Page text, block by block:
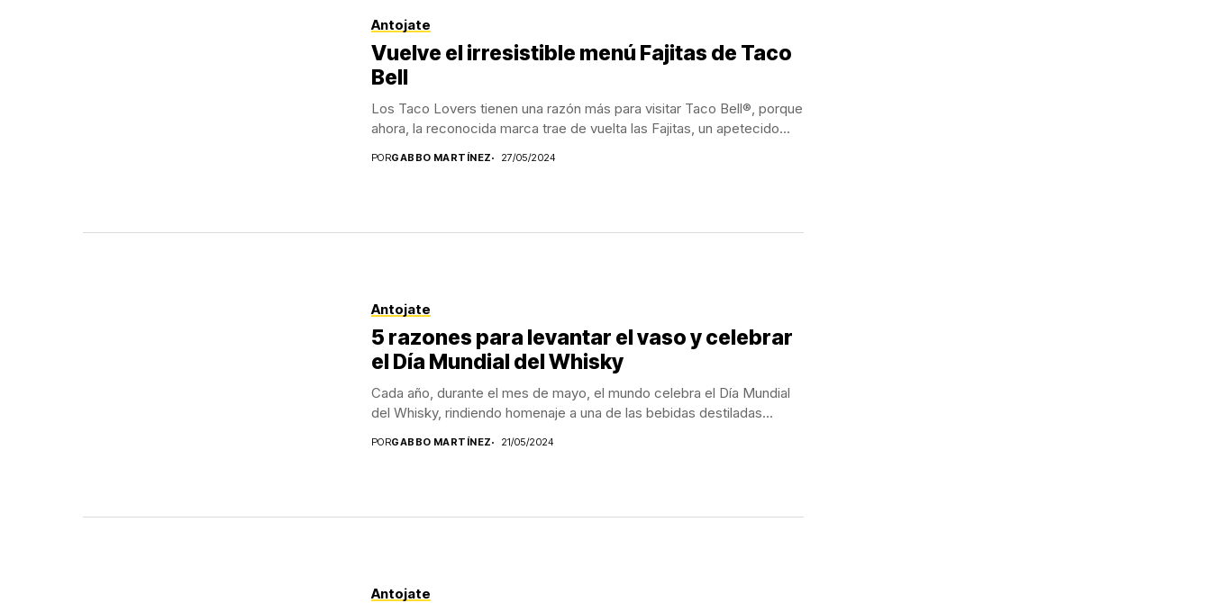
Antojate
Vuelve el irresistible menú Fajitas de Taco
Bell
Los Taco Lovers tienen una razón más para visitar Taco Bell®, porque
ahora, la reconocida marca trae de vuelta las Fajitas, un apetecido...
PORGABBO MARTÍNEZ 27/05/2024
Antojate
5 razones para levantar el vaso y celebrar
el Día Mundial del Whisky
Cada año, durante el mes de mayo, el mundo celebra el Día Mundial
del Whisky, rindiendo homenaje a una de las bebidas destiladas...
PORGABBO MARTÍNEZ 21/05/2024
Antojate